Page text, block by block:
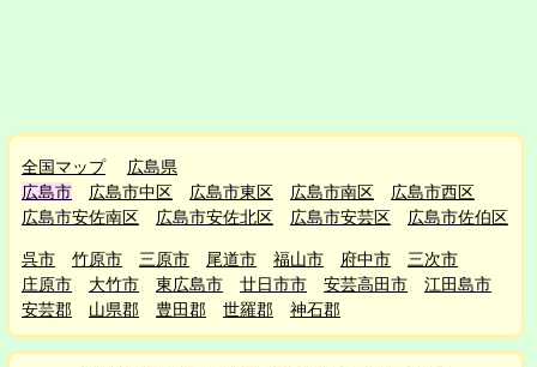
全国マップ
広島県
広島市
広島市中区 広島市東区 広島市南区
広島市西区
広島市安佐南区
広島市安佐北区 広島市安芸区 広島市佐伯区
呉市 竹原市 三原市 尾道市 福山市 府中市
三次市
庄原市
大竹市 東広島市 廿日市市 安芸高田市
江田島市
安芸郡
山県郡 豊田郡 世羅郡 神石郡